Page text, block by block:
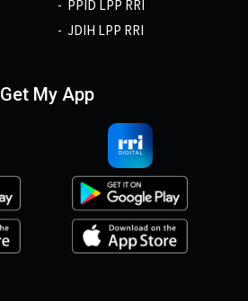
PPID LPP RRI
JDIH LPP RRI
Get My App